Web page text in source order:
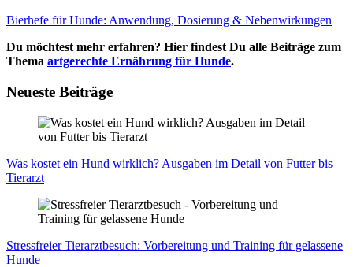
Bier­he­fe für Hun­de: Anwen­dung, Dosie­rung & Neben­wir­kun­gen
Du möchtest mehr erfahren? Hier findest Du alle Beiträge zum
Thema artgerechte Ernährung für Hunde.
Neueste Beiträge
Was kos­tet ein Hund wirk­lich? Aus­ga­ben im Detail von Fut­ter bis
Tier­arzt
Stress­frei­er Tier­arzt­be­such: Vor­be­rei­tung und Trai­ning für gelas­se­ne
Hun­de